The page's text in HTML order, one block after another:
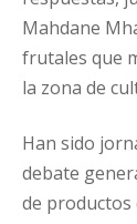
Mahdane
frutales que
la zona de
Han sido
debate
de productos